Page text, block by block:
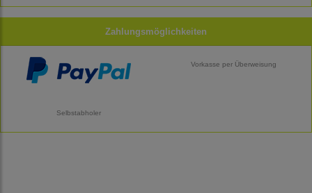
Zahlungsmöglichkeiten
Vorkasse per Überweisung
Selbstabholer